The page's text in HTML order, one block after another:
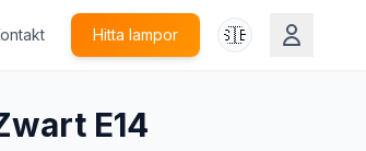
Hitta lampor 🇸🇪
E14